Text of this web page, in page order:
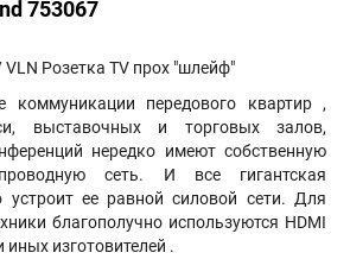
753067
VLN Розетка TV прох "шлейф"
коммуникации передового квартир ,
выставочных и торговых залов,
нередко имеют собственную
сеть. И все гигантская
устроит ее равной силовой сети. Для
благополучно используются HDMI
иных изготовителей .